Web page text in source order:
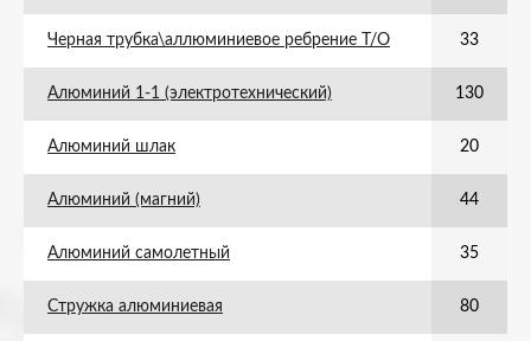
Черная трубка\аллюминиевое ребрение Т/О 33
Алюминий 1-1 (электротехнический) 130
Алюминий шлак 20
Алюминий (магний) 44
Алюминий самолетный 35
Стружка алюминиевая 80